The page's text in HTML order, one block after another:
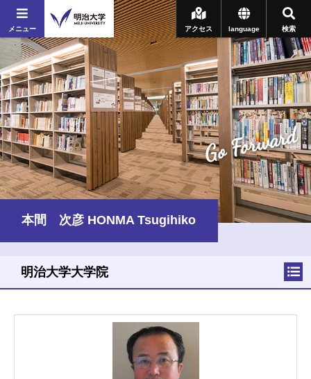
メニュー 検索
language
アクセス
Go Forward
本間 次彦 HONMA Tsugihiko
明治大学大学院